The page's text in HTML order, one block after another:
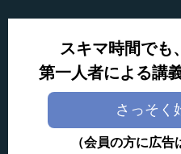
スキマ時間でも
第一人者による講
さっそく
（会員の方に広告